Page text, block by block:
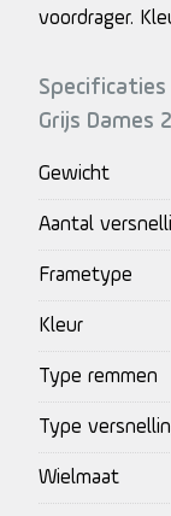
voordrager.
Grijs Dames
Gewicht
Aantal
Frametype
Kleur
Type remmen
Type
Wielmaat